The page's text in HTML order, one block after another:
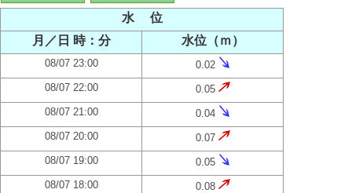
水 位
月／日 時：分
水位（ｍ）
08/07 23:00
0.02
08/07 22:00
0.05
08/07 21:00
0.04
08/07 20:00
0.07
08/07 19:00
0.05
08/07 18:00
0.08